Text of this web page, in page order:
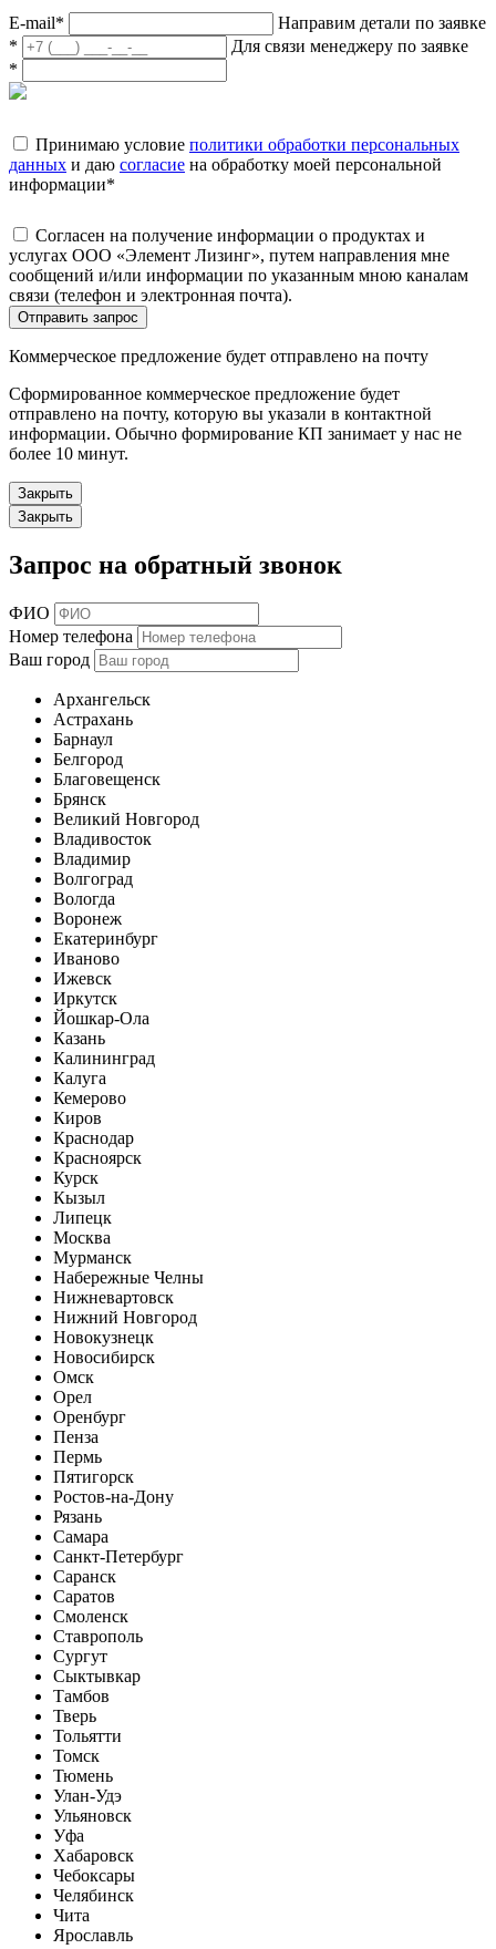
E-mail*
Направим детали по заявке
*
Для связи менеджеру по заявке
*
Принимаю условие политики обработки персональных
данных и даю согласие на обработку моей персональной
информации*
Согласен на получение информации о продуктах и
услугах ООО «Элемент Лизинг», путем направления мне
сообщений и/или информации по указанным мною каналам
связи (телефон и электронная почта).
Отправить запрос
Коммерческое предложение будет отправлено на почту
Сформированное коммерческое предложение будет
отправлено на почту, которую вы указали в контактной
информации. Обычно формирование КП занимает у нас не
более 10 минут.
Закрыть
Закрыть
Запрос на обратный звонок
ФИО
Номер телефона
Ваш город
Архангельск
Астрахань
Барнаул
Белгород
Благовещенск
Брянск
Великий Новгород
Владивосток
Владимир
Волгоград
Вологда
Воронеж
Екатеринбург
Иваново
Ижевск
Иркутск
Йошкар-Ола
Казань
Калининград
Калуга
Кемерово
Киров
Краснодар
Красноярск
Курск
Кызыл
Липецк
Москва
Мурманск
Набережные Челны
Нижневартовск
Нижний Новгород
Новокузнецк
Новосибирск
Омск
Орел
Оренбург
Пенза
Пермь
Пятигорск
Ростов-на-Дону
Рязань
Самара
Санкт-Петербург
Саранск
Саратов
Смоленск
Ставрополь
Сургут
Сыктывкар
Тамбов
Тверь
Тольятти
Томск
Тюмень
Улан-Удэ
Ульяновск
Уфа
Хабаровск
Чебоксары
Челябинск
Чита
Ярославль